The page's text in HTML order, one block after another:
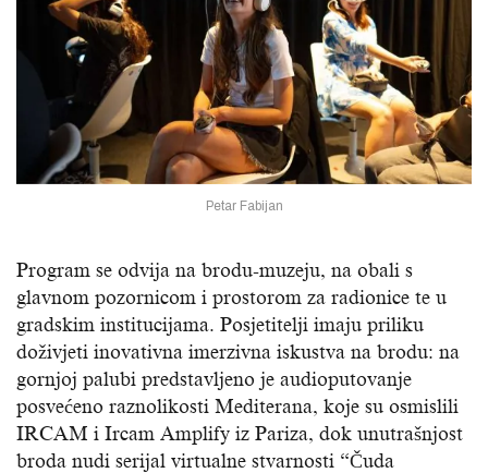
Petar Fabijan
Program se odvija na brodu-muzeju, na obali s
glavnom pozornicom i prostorom za radionice te u
gradskim institucijama. Posjetitelji imaju priliku
doživjeti inovativna imerzivna iskustva na brodu: na
gornjoj palubi predstavljeno je audioputovanje
posvećeno raznolikosti Mediterana, koje su osmislili
IRCAM i Ircam Amplify iz Pariza, dok unutrašnjost
broda nudi serijal virtualne stvarnosti “Čuda